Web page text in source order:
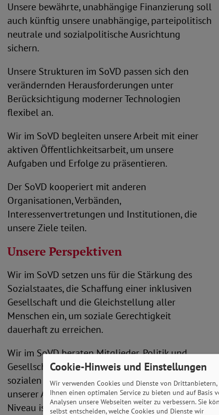
Unsere bewährte, unabhängige Finanzierung soll
auch künftig unsere unabhängige, parteipolitisch
neutrale und sozialpolitische Ausrichtung
sichern.
Unsere Strukturen im SoVD passen sich den
verändernden Herausforderungen unter
Berücksichtigung moderner Technologien
flexibel an.
Wir im SoVD begleiten unsere Arbeit mit einer
aktiven Öffentlichkeitsarbeit, um unsere
Aufgaben und Erfolge zu präsentieren.
Der SoVD kooperiert mit anderen
Organisationen, Verbänden,
Interessenvertretungen und Institutionen, die
unsere Ziele teilen.
Unsere Perspektiven
Wir im SoVD setzen uns für die Stärkung des
Sozialstaates, die Schaffung einer inklusiven
Gesellschaft und die Gleichstellung aller
Menschen ein, um soziale Gerechtigkeit
dauerhaft zu erreichen.
Wir im SoVD beraten Mitglieder, Politik und
Gesellschaft kompetent und verlässlich in
sozialen Fragen. Eine vergleichbare Qualität
unserer Angebote und Leistungen auf hohem
Niveau ist unser Ziel.
Cookie-Hinweis und Einstellungen
Wir verwenden Cookies und Dienste von Drittanbietern,
Ihnen einen optimalen Service zu bieten und auf Basis
Analysen unsere Webseiten weiter zu verbessern. Sie
selbst entscheiden, welche Cookies und Dienste wir